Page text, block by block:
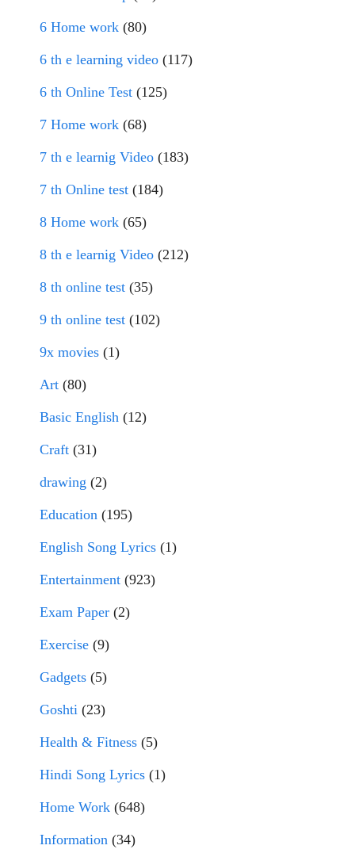
6 Home work (80)
6 th e learning video (117)
6 th Online Test (125)
7 Home work (68)
7 th e learnig Video (183)
7 th Online test (184)
8 Home work (65)
8 th e learnig Video (212)
8 th online test (35)
9 th online test (102)
9x movies (1)
Art (80)
Basic English (12)
Craft (31)
drawing (2)
Education (195)
English Song Lyrics (1)
Entertainment (923)
Exam Paper (2)
Exercise (9)
Gadgets (5)
Goshti (23)
Health & Fitness (5)
Hindi Song Lyrics (1)
Home Work (648)
Information (34)